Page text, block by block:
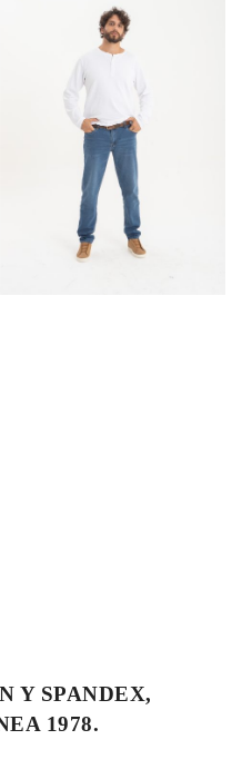
Y SPANDEX,
1978.